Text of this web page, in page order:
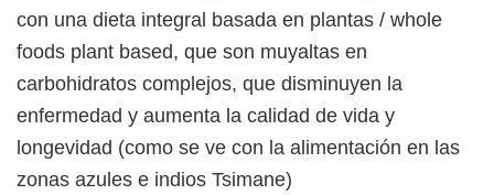
con una dieta integral basada en plantas / whole
foods plant based, que son muyaltas en
carbohidratos complejos, que disminuyen la
enfermedad y aumenta la calidad de vida y
longevidad (como se ve con la alimentación en las
zonas azules e indios Tsimane)